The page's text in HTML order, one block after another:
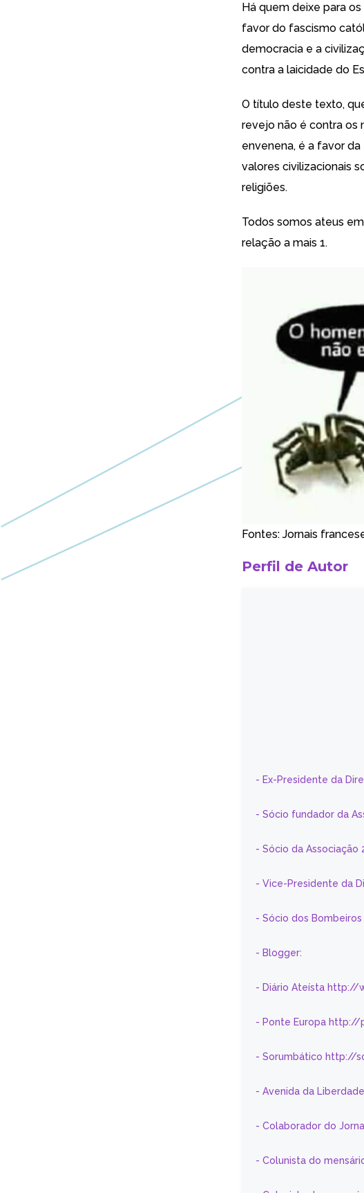
Há quem deixe para
favor do fascismo
democracia e a
contra a laicidade do
O título deste texto,
revejo não é contra os
envenena, é a favor
valores civilizacionais
religiões.
Todos somos ateus
relação a mais 1.
Fontes: Jornais
Perfil de Autor
- Ex-Presidente da
- Sócio fundador da
- Sócio da Associação
- Vice-Presidente da
- Sócio dos
- Blogger:
- Diário Ateísta http://
- Ponte Europa
- Sorumbático http://
- Avenida da
- Colaborador do
- Colunista do